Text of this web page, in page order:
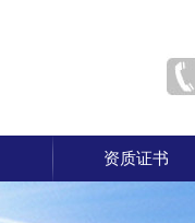
资质证书